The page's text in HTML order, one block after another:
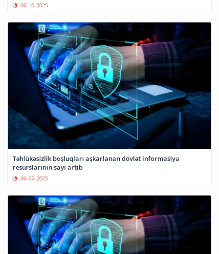
06-10-2025
Təhlükəsizlik boşluqları aşkarlanan dövlət informasiya
resurslarının sayı artıb
06-05-2025